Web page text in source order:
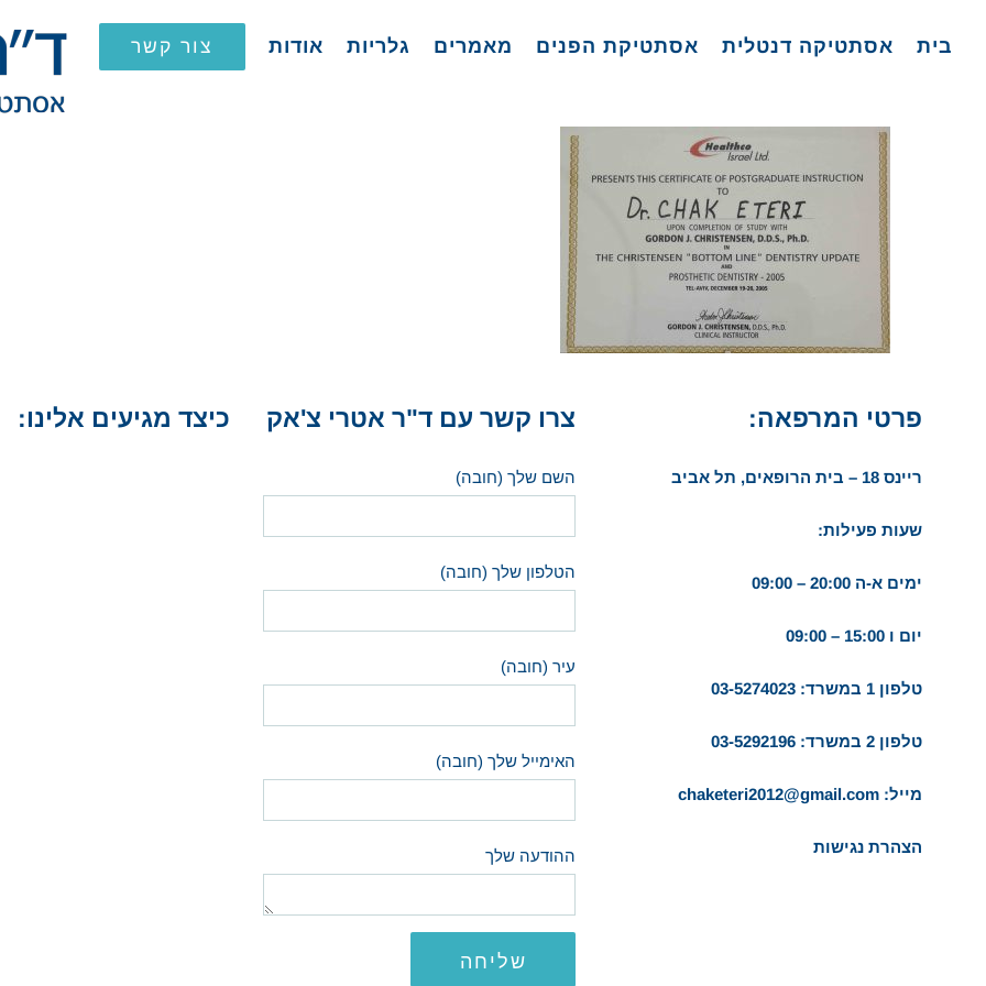
לתוכןבית אסתטיקה דנטלית אסתטיקת הפנים מאמרים גלריות אודות צור קשר
פרטי המרפאה:
ריינס 18 – בית הרופאים, תל אביב
שעות פעילות:
ימים א-ה 20:00 – 09:00
יום ו 15:00 – 09:00
טלפון 1 במשרד: 03-5274023
טלפון 2 במשרד: 03-5292196
מייל:chaketeri2012@gmail.com
הצהרת נגישות
צרו קשר עם ד"ר אטרי צ'אק
השם שלך (חובה)
הטלפון שלך (חובה)
עיר (חובה)
האימייל שלך (חובה)
ההודעה שלך
כיצד מגיעים אלינו: